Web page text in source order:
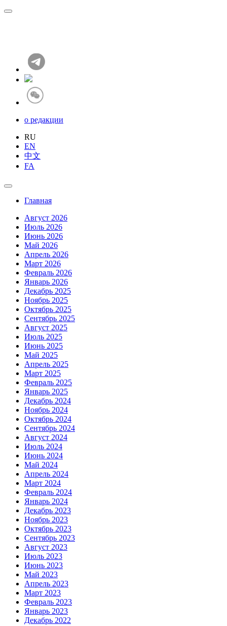
о редакции
RU
EN
中文
FA
Главная
Август 2026
Июль 2026
Июнь 2026
Май 2026
Апрель 2026
Март 2026
Февраль 2026
Январь 2026
Декабрь 2025
Ноябрь 2025
Октябрь 2025
Сентябрь 2025
Август 2025
Июль 2025
Июнь 2025
Май 2025
Апрель 2025
Март 2025
Февраль 2025
Январь 2025
Декабрь 2024
Ноябрь 2024
Октябрь 2024
Сентябрь 2024
Август 2024
Июль 2024
Июнь 2024
Май 2024
Апрель 2024
Март 2024
Февраль 2024
Январь 2024
Декабрь 2023
Ноябрь 2023
Октябрь 2023
Сентябрь 2023
Август 2023
Июль 2023
Июнь 2023
Май 2023
Апрель 2023
Март 2023
Февраль 2023
Январь 2023
Декабрь 2022